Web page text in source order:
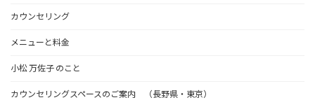
ブ
カウンセリング
メニューと料金
小松 万佐子 のこと
カウンセリングスペースのご案内 （長野県・東京）